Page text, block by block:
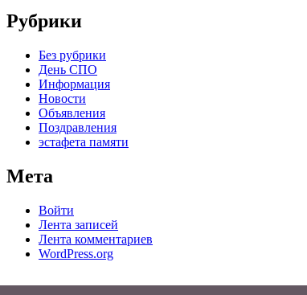
Рубрики
Без рубрики
День СПО
Информация
Новости
Объявления
Поздравления
эстафета памяти
Мета
Войти
Лента записей
Лента комментариев
WordPress.org